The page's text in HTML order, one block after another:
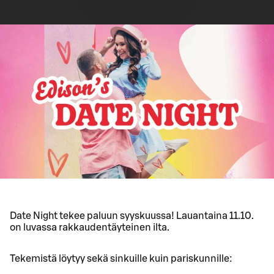
Date Night tekee paluun syyskuussa! Lauantaina 11.10.
on luvassa rakkaudentäyteinen ilta.
Tekemistä löytyy sekä sinkuille kuin pariskunnille: